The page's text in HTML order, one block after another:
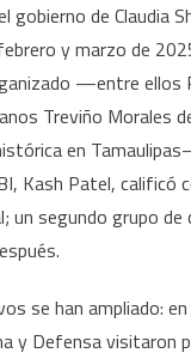
gobierno de Claudia
y marzo de
—entre ellos
Treviño Morales
en
Kash Patel, calificó
un segundo grupo de
se han ampliado:
y Defensa visitaron